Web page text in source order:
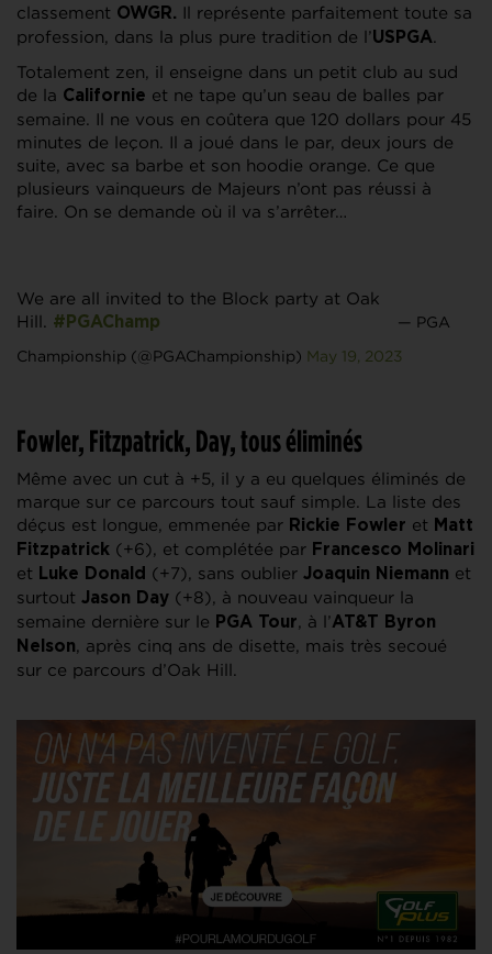
classement OWGR. Il représente parfaitement toute sa
profession, dans la plus pure tradition de l’USPGA.
Totalement zen, il enseigne dans un petit club au sud
de la Californie et ne tape qu’un seau de balles par
semaine. Il ne vous en coûtera que 120 dollars pour 45
minutes de leçon. Il a joué dans le par, deux jours de
suite, avec sa barbe et son hoodie orange. Ce que
plusieurs vainqueurs de Majeurs n’ont pas réussi à
faire. On se demande où il va s’arrêter…
We are all invited to the Block party at Oak
Hill. #PGAChamp — PGA
Championship (@PGAChampionship) May 19, 2023
Fowler, Fitzpatrick, Day, tous éliminés
Même avec un cut à +5, il y a eu quelques éliminés de
marque sur ce parcours tout sauf simple. La liste des
déçus est longue, emmenée par Rickie Fowler et Matt
Fitzpatrick (+6), et complétée par Francesco Molinari
et Luke Donald (+7), sans oublier Joaquin Niemann et
surtout Jason Day (+8), à nouveau vainqueur la
semaine dernière sur le PGA Tour, à l’AT&T Byron
Nelson, après cinq ans de disette, mais très secoué
sur ce parcours d’Oak Hill.